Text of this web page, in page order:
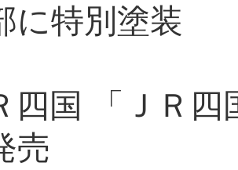
に特別塗装
四国 「ＪＲ
売